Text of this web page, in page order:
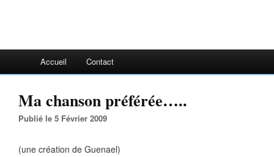
Accueil Contact
Ma chanson préférée…..
Publié le 5 Février 2009
(une création de Guenael)